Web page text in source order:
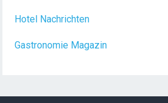
Hotel Nachrichten
Gastronomie Magazin